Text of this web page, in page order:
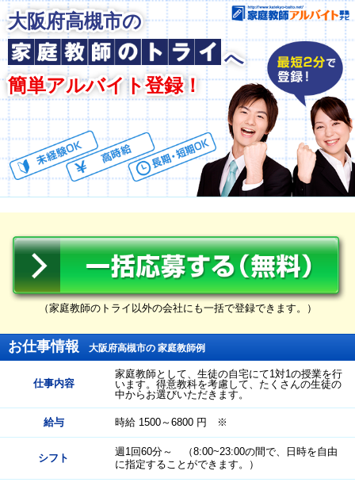
大阪府高槻市の
へ
簡単アルバイト登録！
（家庭教師のトライ以外の会社にも一括で登録できます。）
お仕事情報 大阪府高槻市の 家庭教師例
仕事内容
家庭教師として、生徒の自宅にて1対1の授業を行
います。得意教科を考慮して、たくさんの生徒の
中からお選びいただきます。
給与 時給 1500～6800 円 ※
シフト
週1回60分～ （8:00~23:00の間で、日時を自由
に指定することができます。）